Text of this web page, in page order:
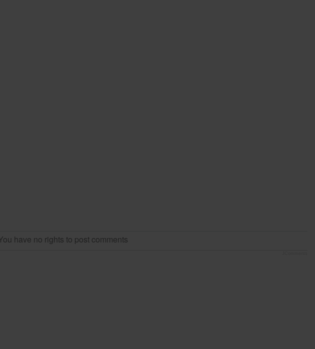
have no rights to post comments